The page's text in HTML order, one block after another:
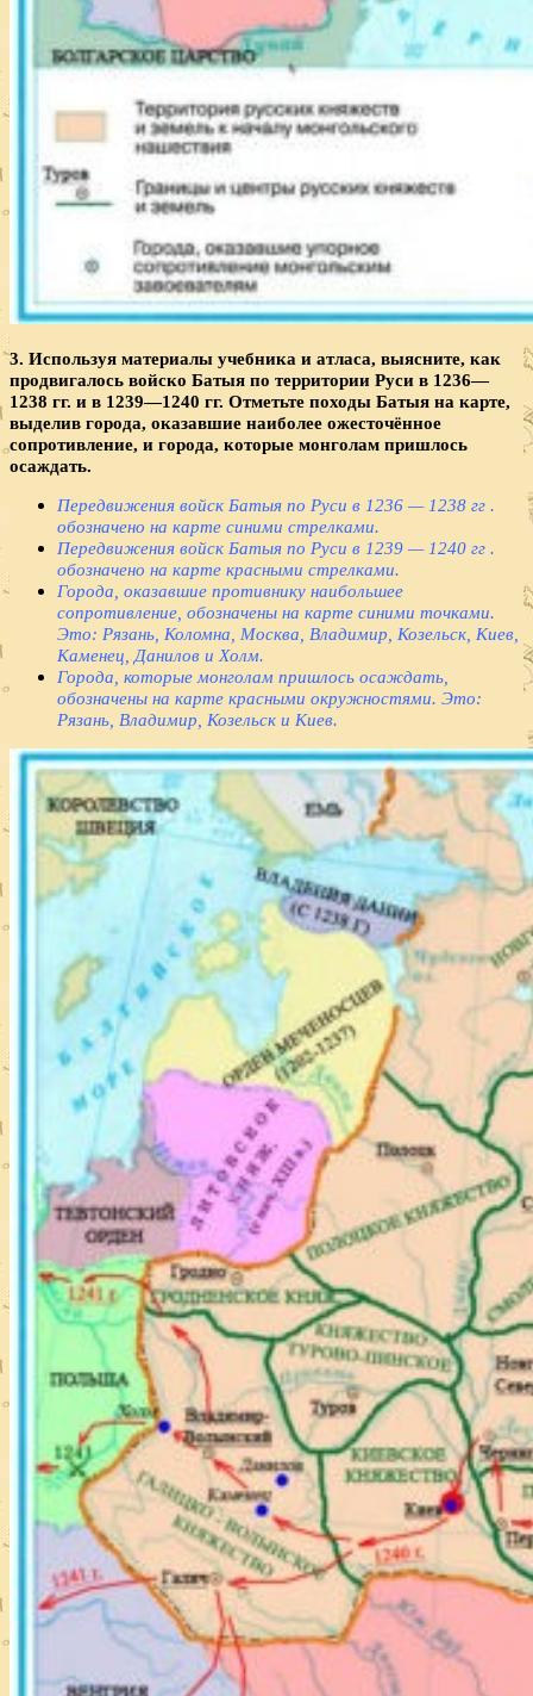
3. Используя материалы учебника и атласа, выясните, как
продвигалось войско Батыя по территории Руси в 1236—
1238 гг. и в 1239—1240 гг. Отметьте походы Батыя на карте,
выделив города, оказавшие наиболее ожесточённое
сопротивление, и города, которые монголам пришлось
осаждать.
Передвижения войск Батыя по Руси в 1236 — 1238 гг .
обозначено на карте синими стрелками.
Передвижения войск Батыя по Руси в 1239 — 1240 гг .
обозначено на карте красными стрелками.
Города, оказавшие противнику наибольшее
сопротивление, обозначены на карте синими точками.
Это: Рязань, Коломна, Москва, Владимир, Козельск, Киев,
Каменец, Данилов и Холм.
Города, которые монголам пришлось осаждать,
обозначены на карте красными окружностями. Это:
Рязань, Владимир, Козельск и Киев.